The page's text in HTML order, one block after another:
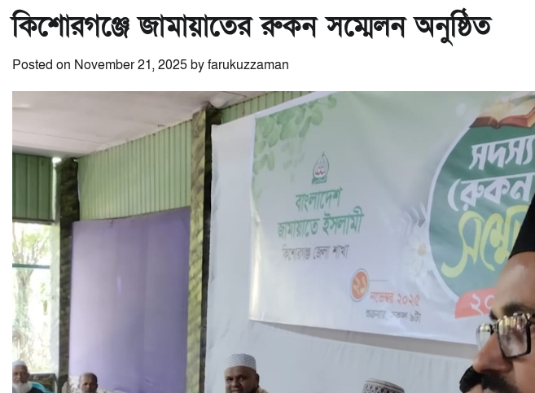
কিশোরগঞ্জে জামায়াতের রুকন সম্মেলন অনুষ্ঠিত
Posted on November 21, 2025byfarukuzzaman